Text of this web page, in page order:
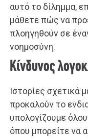
αυτό το δίλημμα,
μάθετε πώς να
πλοηγηθούν σε
νοημοσύνη.
Κίνδυνος
Ιστορίες σχετικά
προκαλούν το
υπολογίζουμε
όπου μπορείτε να